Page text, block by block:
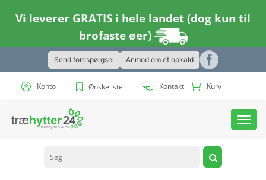
Vi leverer GRATIS i hele landet (dog kun til
brofaste øer)
Send forespørgsel Anmod om et opkald
Konto Ønskeliste Kontakt Kurv